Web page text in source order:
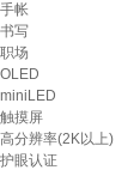
手帐
书写
职场
OLED
miniLED
触摸屏
高分辨率(2K以上)
护眼认证